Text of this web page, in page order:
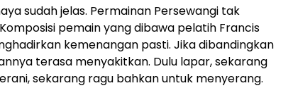
sudah jelas. Permainan Persewangi tak
pemain yang dibawa pelatih Francis
kemenangan pasti. Jika dibandingkan
terasa menyakitkan. Dulu lapar, sekarang
sekarang ragu bahkan untuk menyerang.